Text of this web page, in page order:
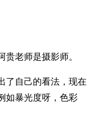
老师是摄影师。
了自己的看法，现在
如暴光度呀，色彩